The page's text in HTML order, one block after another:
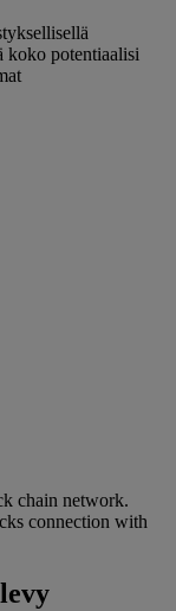
koko potentiaalisi